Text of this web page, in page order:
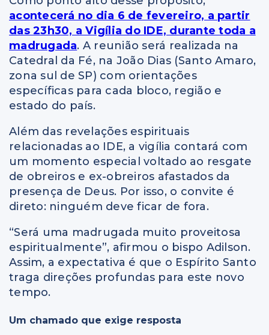
acontecerá no dia 6 de fevereiro, a partir
das 23h30, a Vigília do IDE, durante toda a
madrugada. A reunião será realizada na
Catedral da Fé, na João Dias (Santo Amaro,
zona sul de SP) com orientações
específicas para cada bloco, região e
estado do país.
Além das revelações espirituais
relacionadas ao IDE, a vigília contará com
um momento especial voltado ao resgate
de obreiros e ex-obreiros afastados da
presença de Deus. Por isso, o convite é
direto: ninguém deve ficar de fora.
“Será uma madrugada muito proveitosa
espiritualmente”, afirmou o bispo Adilson.
Assim, a expectativa é que o Espírito Santo
traga direções profundas para este novo
tempo.
Um chamado que exige resposta